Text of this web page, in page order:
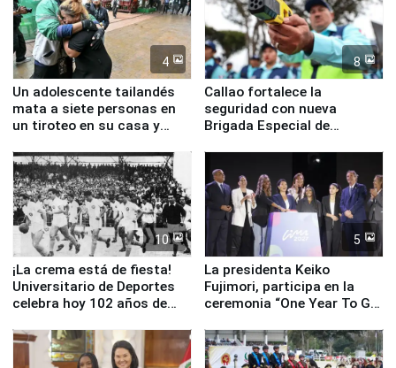
4
Un adolescente tailandés
mata a siete personas en
un tiroteo en su casa y
8
Callao fortalece la
seguridad con nueva
Brigada Especial de
equipamiento para
Serenazgo
10
¡La crema está de fiesta!
Universitario de Deportes
celebra hoy 102 años de
5
La presidenta Keiko
Fujimori, participa en la
ceremonia “One Year To Go